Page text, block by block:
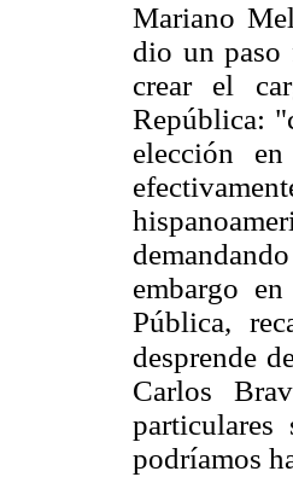
Mariano
dio un paso
crear el
República:
elección
embargo
Pública,
desprende
Carlos
podríamos